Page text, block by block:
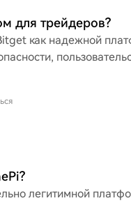
для трейдеров?
как надежной
легитимной